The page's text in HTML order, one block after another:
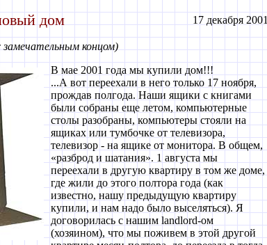
дом 17 декабря 2001
концом)
В мае 2001 года мы купили дом!!!
...А вот переехали в него только 17 ноября,
прождав полгода. Наши ящики с книгами
были собраны еще летом, компьютерные
столы разобраны, компьютеры стояли на
ящиках или тумбочке от телевизора,
телевизор - на ящике от монитора. В общем,
«разброд и шатания». 1 августа мы
переехали в другую квартиру в том же доме,
где жили до этого полтора года (как
известно, нашу предыдущую квартиру
купили, и нам надо было выселяться). Я
договорилась с нашим landlord-ом
(хозяином), что мы поживем в этой другой